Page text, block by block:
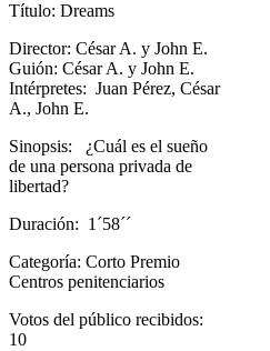
Título: Dreams
Director: César A. y John E.
Guión: César A. y John E.
Intérpretes: Juan Pérez, César
A., John E.
Sinopsis: ¿Cuál es el sueño
de una persona privada de
libertad?
Duración: 1´58´´
Categoría: Corto Premio
Centros penitenciarios
Votos del público recibidos:
10